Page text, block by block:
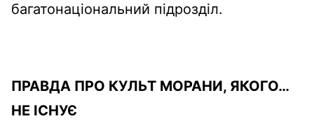
багатонаціональний підрозділ.
ПРАВДА ПРО КУЛЬТ МОРАНИ, ЯКОГО…
НЕ ІСНУЄ